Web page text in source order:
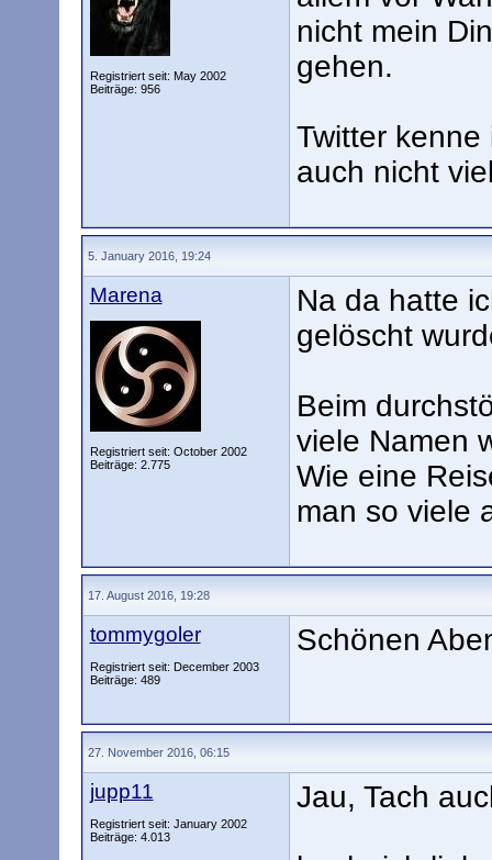
Registriert seit: May 2002
Beiträge: 956
nicht mein
gehen.
Twitter
auch nicht
5. January 2016, 19:24
Marena
Registriert seit: October 2002
Beiträge: 2.775
Na da hatte
gelöscht
Beim
viele Namen
Wie eine
man so viele
17. August 2016, 19:28
tommygoler
Registriert seit: December 2003
Beiträge: 489
Schönen
27. November 2016, 06:15
jupp11
Registriert seit: January 2002
Beiträge: 4.013
Jau, Tach